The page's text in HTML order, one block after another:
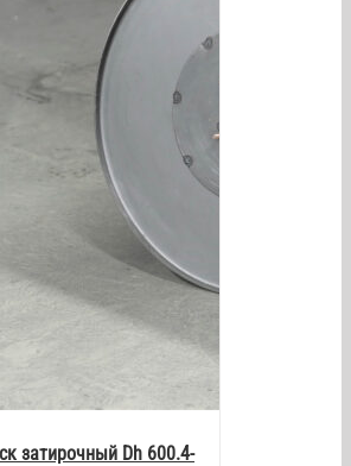
затирочный Dh 600.4-